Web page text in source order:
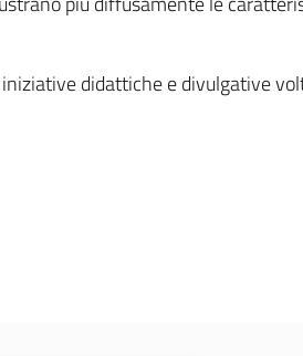
didattiche e divulgative